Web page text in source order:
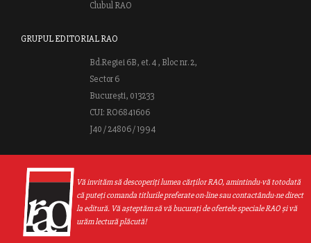
Vă invităm să descoperiţi lumea cărţilor RAO, amintindu-vă totodată
că puteţi comanda titlurile preferate on-line sau contactându-ne direct
la editură. Vă aşteptăm să vă bucuraţi de ofertele speciale RAO şi vă
urăm lectură plăcută!
Clubul RAO
GRUPUL EDITORIAL RAO
Bd.Regiei 6B, et. 4 , Bloc nr. 2,
Sector 6
București, 013233
CUI: RO6841606
J40 / 24806 / 1994